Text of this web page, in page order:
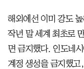
해외에선 이미 강도
작년 말 세계 최초로
면 금지했다. 인도네
계정 생성을 금지했고